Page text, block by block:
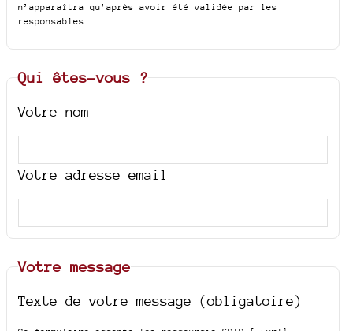
n’apparaîtra qu’après avoir été validée par les
responsables.
Qui êtes-vous ?
Votre nom
Votre adresse email
Votre message
Texte de votre message (obligatoire)